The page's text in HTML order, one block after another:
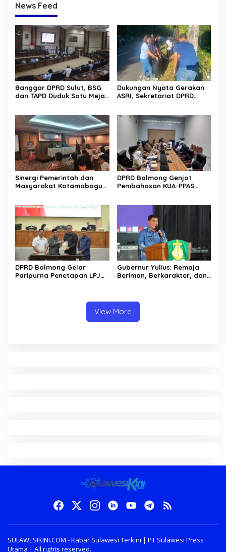
News Feed
Banggar DPRD Sulut, BSG
dan TAPD Duduk Satu Meja.
Dukungan Nyata Gerakan
ASRI, Sekretariat DPRD
Sinergi Pemerintah dan
Masyarakat Kotamobagu
DPRD Bolmong Genjot
Pembahasan KUA-PPAS
DPRD Bolmong Gelar
Paripurna Penetapan LPJ
Gubernur Yulius: Remaja
Beriman, Berkarakter, dan
View More
SULAWESIKINI.COM - Kabar Sulawesi Terkini | PT Sulawesi Press
Utama | All rights reserved.